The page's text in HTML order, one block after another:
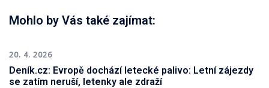
Mohlo by Vás také zajímat:
20. 4. 2026
Deník.cz: Evropě dochází letecké palivo: Letní zájezdy
se zatím neruší, letenky ale zdraží